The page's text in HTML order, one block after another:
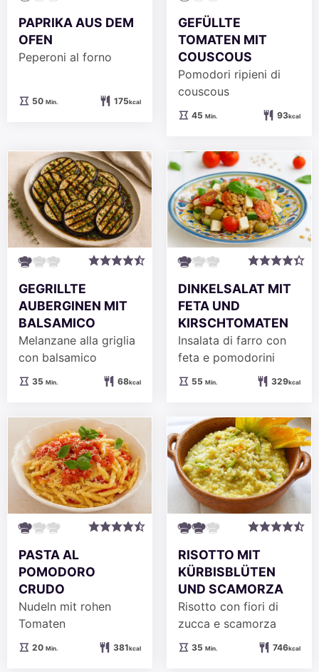
PAPRIKA AUS DEM
OFEN
Peperoni al forno
50Minuten
Min. 175kcal
GEFÜLLTE
TOMATEN MIT
COUSCOUS
Pomodori ripieni di
couscous
45Minuten
Min. 93kcal
GEGRILLTE
AUBERGINEN MIT
BALSAMICO
Melanzane alla griglia
con balsamico
35Minuten
Min. 68kcal
DINKELSALAT MIT
FETA UND
KIRSCHTOMATEN
Insalata di farro con
feta e pomodorini
55Minuten
Min. 329kcal
PASTA AL
POMODORO
CRUDO
Nudeln mit rohen
Tomaten
20Minuten
Min. 381kcal
RISOTTO MIT
KÜRBISBLÜTEN
UND SCAMORZA
Risotto con fiori di
zucca e scamorza
35Minuten
Min. 746kcal